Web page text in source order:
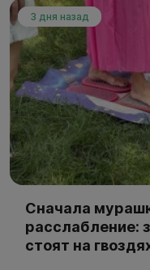
3 дня назад
Сначала
расслабление:
стоят на